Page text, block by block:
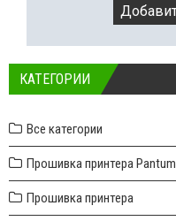
КАТЕГОРИИ
Все категории
Прошивка принтера Pantum
Прошивка принтера